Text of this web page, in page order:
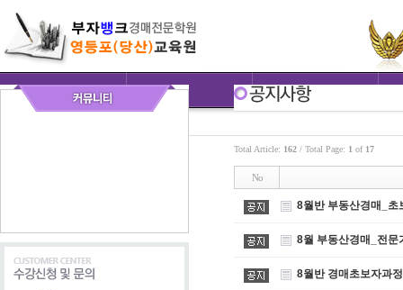
Total Article: 162 / Total Page: 1 of 17
No
8월반 부동산경매_
8월 부동산경매_전
8월반 경매초보자과